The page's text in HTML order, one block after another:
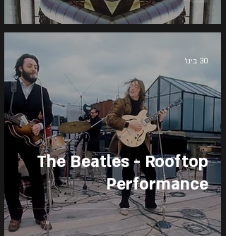
The Beatles - Rooftop
Performance
30 בינו׳